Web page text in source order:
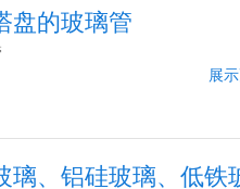
盘的玻璃管
展
璃、铝硅玻璃、低铁